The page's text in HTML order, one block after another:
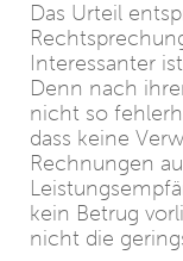
Das Urteil
Interessanter
Denn nach
nicht so
dass keine
Rechnungen
kein Betrug
nicht die